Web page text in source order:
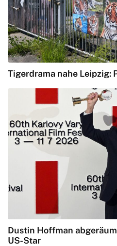
Tigerdrama nahe Leipzig:
Dustin Hoffman
US-Star